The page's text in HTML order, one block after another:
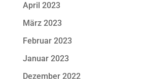
April 2023
März 2023
Februar 2023
Januar 2023
Dezember 2022